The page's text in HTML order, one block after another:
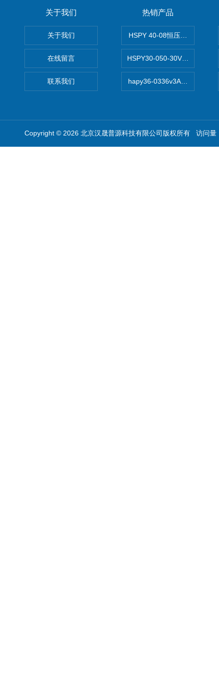
关于我们
关于我们
在线留言
联系我们
热销产品
HSPY 40-08恒压恒流恒功率
HSPY30-050-30V/-05A可调
hapy36-0336v3A高精度小型
Copyright © 2026 北京汉晟普源科技有限公司版权所有 访问量